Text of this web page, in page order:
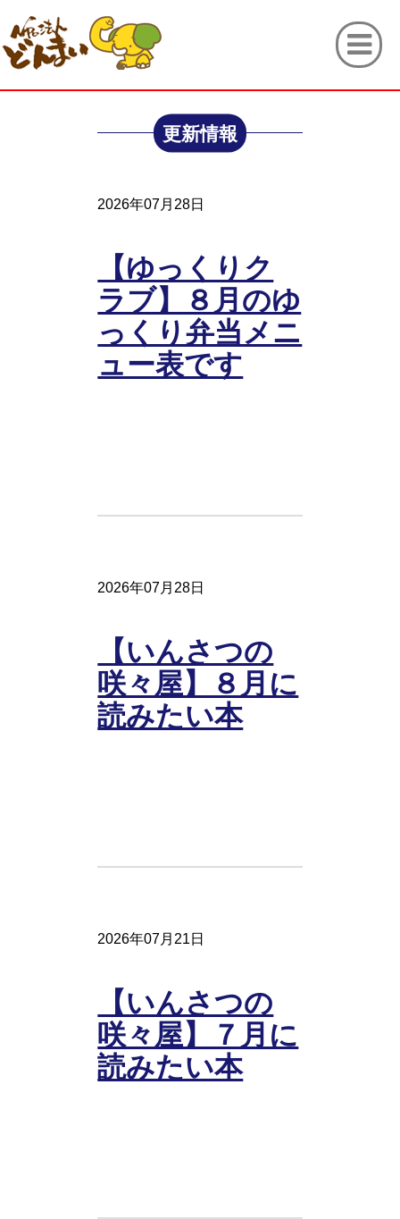
更新情報
2026年07月28日
【ゆっくりク
ラブ】８月のゆ
っくり弁当メニ
ュー表です
2026年07月28日
【いんさつの
咲々屋】８月に
読みたい本
2026年07月21日
【いんさつの
咲々屋】７月に
読みたい本